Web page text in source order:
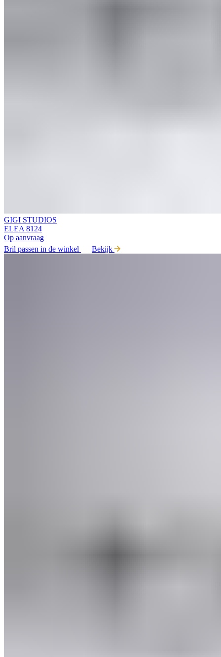
GIGI STUDIOS
ELEA 8124
Op aanvraag
Bril passen in de winkel
Bekijk